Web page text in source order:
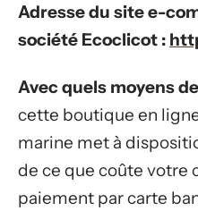
Adresse du site e-
société Ecoclicot :
Avec quels moyens
cette boutique en
marine met à
de ce que coûte votre
paiement par carte